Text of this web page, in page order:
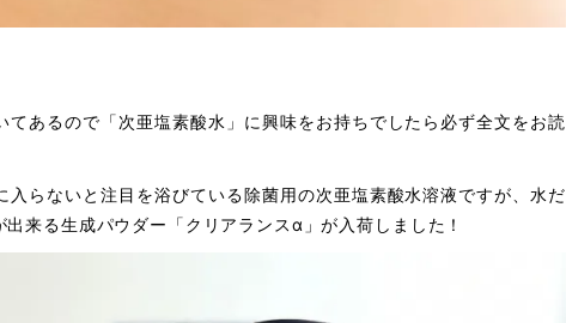
てあるので 「次亜塩素酸水」 に興味をお持ちでしたら必ず全文をお読
らないと注目を浴びている除菌用の次亜塩素酸水溶液ですが、水だ
来る生成パウダー「クリアランスα」が入荷しました！